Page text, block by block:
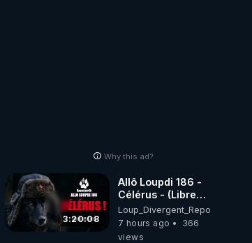
Why this ad?
3:20:08
Allô Loupdi 186 -
Célérus - (Libre
Antenne) - Loup
Divergent
2026.08.06
Loup_Divergent_Reposts
7 hours ago
366
views